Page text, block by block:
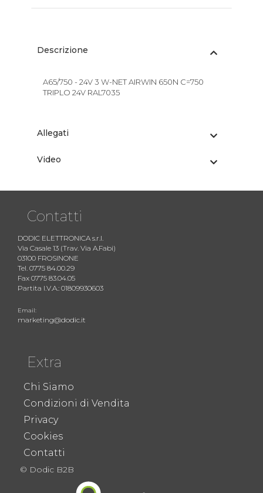
Descrizione
A65/750 - 24V 3 W-NET AIRWIN 650N C=750
TRIPLO 24V RAL7035
Allegati
Video
Contatti
DODIC ELETTRONICA s.r.l.
Via Casale 13 (Trav. Via A.Fabi)
03100 FROSINONE
Tel. 0775 84.00.29
Fax 0775 83.04.05
Partita I.V.A.: 01809930603
Email:
marketing@dodic.it
Extra
Chi Siamo
Condizioni di Vendita
Privacy
Cookies
Contatti
© Dodic B2B